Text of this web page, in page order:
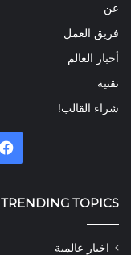
عن
فريق العمل
أخبار العالم
تقنية
شراء القالب!
TRENDING TOPICS
اخبار عالمية